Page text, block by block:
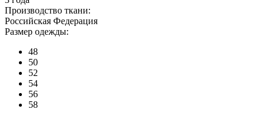
Производство ткани:
Российская Федерация
Размер одежды:
48
50
52
54
56
58